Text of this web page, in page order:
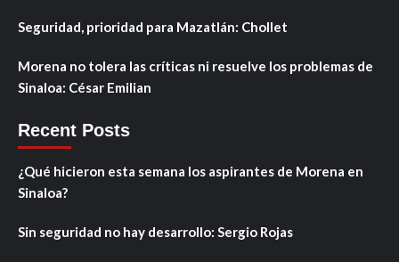
Seguridad, prioridad para Mazatlán: Chollet
Morena no tolera las críticas ni resuelve los problemas de
Sinaloa: César Emilian
Recent Posts
¿Qué hicieron esta semana los aspirantes de Morena en
Sinaloa?
Sin seguridad no hay desarrollo: Sergio Rojas